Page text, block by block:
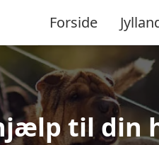
Forside
til din